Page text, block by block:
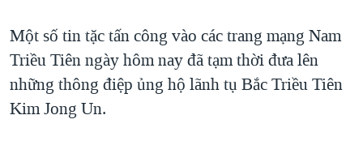
Một số tin tặc tấn công vào các trang mạng Nam
Triều Tiên ngày hôm nay đã tạm thời đưa lên
những thông điệp ủng hộ lãnh tụ Bắc Triều Tiên
Kim Jong Un.